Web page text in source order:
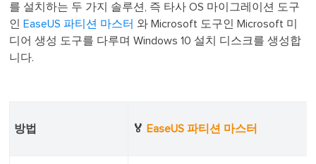
를 설치하는 두 가지 솔루션, 즉 타사 OS 마이그레이션 도구
인EaseUS 파티션 마스터 와 Microsoft 도구인 Microsoft 미
디어 생성 도구를 다루며 Windows 10 설치 디스크를 생성합
니다.
방법 🏅 EaseUS 파티션 마스터